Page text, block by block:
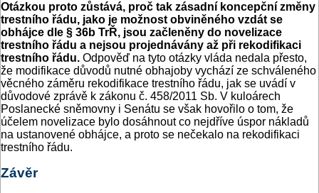
Otázkou proto zůstává, proč tak zásadní koncepční změny
trestního řádu, jako je možnost obviněného vzdát se
obhájce dle § 36b TrŘ, jsou začleněny do novelizace
trestního řádu a nejsou projednávány až při rekodifikaci
trestního řádu. Odpověď na tyto otázky vláda nedala přesto,
že modifikace důvodů nutné obhajoby vychází ze schváleného
věcného záměru rekodifikace trestního řádu, jak se uvádí v
důvodové zprávě k zákonu č. 458/2011 Sb. V kuloárech
Poslanecké sněmovny i Senátu se však hovořilo o tom, že
účelem novelizace bylo dosáhnout co nejdříve úspor nákladů
na ustanovené obhájce, a proto se nečekalo na rekodifikaci
trestního řádu.
Závěr